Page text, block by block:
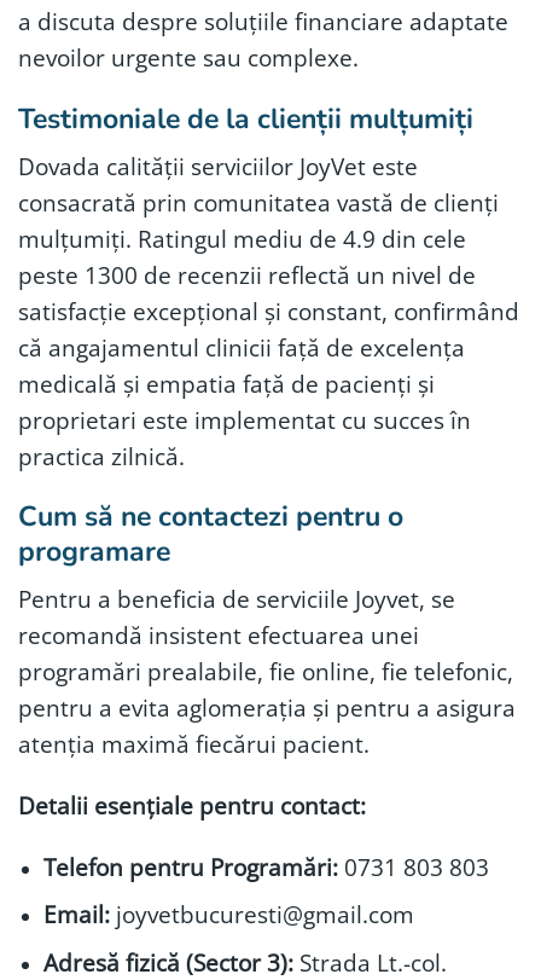
a discuta despre soluțiile financiare adaptate
nevoilor urgente sau complexe.
Testimoniale de la clienții mulțumiți
Dovada calității serviciilor JoyVet este
consacrată prin comunitatea vastă de clienți
mulțumiți. Ratingul mediu de 4.9 din cele
peste 1300 de recenzii reflectă un nivel de
satisfacție excepțional și constant, confirmând
că angajamentul clinicii față de excelența
medicală și empatia față de pacienți și
proprietari este implementat cu succes în
practica zilnică.
Cum să ne contactezi pentru o
programare
Pentru a beneficia de serviciile Joyvet, se
recomandă insistent efectuarea unei
programări prealabile, fie online, fie telefonic,
pentru a evita aglomerația și pentru a asigura
atenția maximă fiecărui pacient.
Detalii esențiale pentru contact:
Telefon pentru Programări:0731 803 803
Email:joyvetbucuresti@gmail.com
Adresă fizică (Sector 3):Strada Lt.-col.